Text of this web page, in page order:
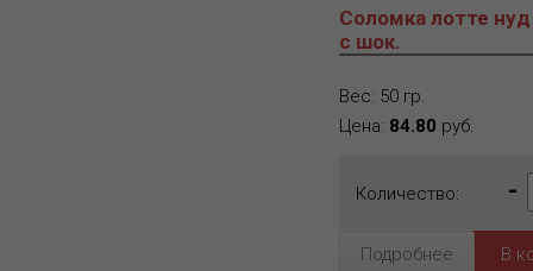
Соломка лотте
с шок.
Вес: 50 гр.
Цена: 84.80 руб.
Количество: -
Подробнее